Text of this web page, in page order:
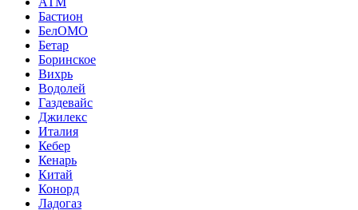
Бастион
БелОМО
Бетар
Боринское
Вихрь
Водолей
Газдевайс
Джилекс
Италия
Кебер
Кенарь
Китай
Конорд
Ладогаз